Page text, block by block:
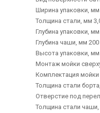
Ширина упаковки, мм
Толщина стали, мм
Глубина упаковки,
Глубина чаши, мм 200
Высота упаковки, мм
Монтаж мойки
Комплектация
Толщина стали
Отверстие под
Толщина стали